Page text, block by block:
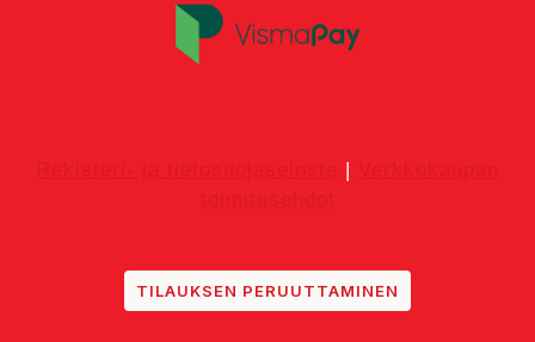
|
TILAUKSEN PERUUTTAMINEN